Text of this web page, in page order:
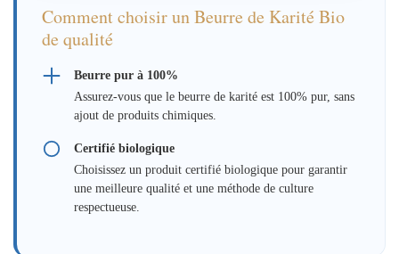
Comment choisir un Beurre de Karité Bio
de qualité
Beurre pur à 100%
Assurez-vous que le beurre de karité est 100% pur, sans
ajout de produits chimiques.
Certifié biologique
Choisissez un produit certifié biologique pour garantir
une meilleure qualité et une méthode de culture
respectueuse.